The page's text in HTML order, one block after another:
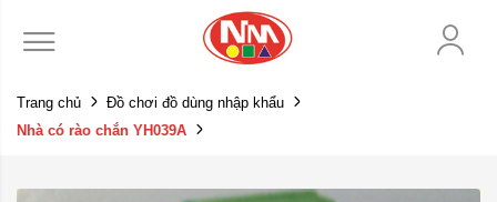
Trang chủ
Đồ chơi đồ dùng nhập khẩu
Nhà có rào chắn YH039A